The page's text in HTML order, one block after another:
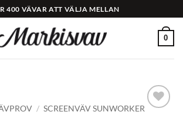
400 VÄVAR ATT VÄLJA MELLAN
0
/ SCREENVÄV SUNWORKER